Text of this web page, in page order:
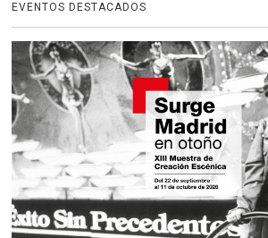
EVENTOS DESTACADOS